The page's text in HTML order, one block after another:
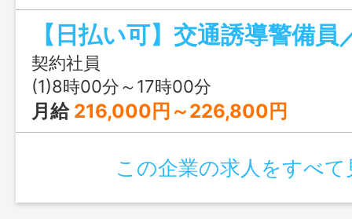
主要エリア：本島中南部の各現場 各現
なります。 ※法定教育（経験により７
１，０２３円） 「変更範囲：会社の
【日払い可】交通誘導警備員
契約社員
(1)8時00分～17時00分
月給 216,000円～226,800円
この企業の求人をすべて